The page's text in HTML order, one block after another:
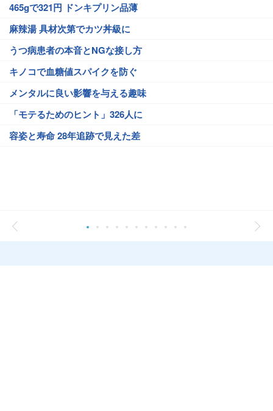
465gで321円 ドンキプリン品薄
麻辣湯 具材次第でカツ丼級に
うつ病患者の本音とNGな接し方
キノコで血糖値スパイクを防ぐ
メンタルに良い影響を与える趣味
「モテるためのヒント」326人に
容姿と寿命 28年追跡で見えた差